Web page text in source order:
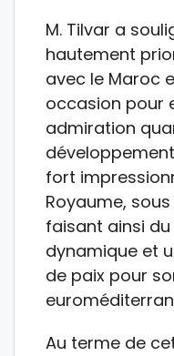
M. Tilvar a
hautement
avec le Maroc
occasion pour
admiration
fort
Royaume,
faisant ainsi
dynamique et
de paix pour
Au terme de